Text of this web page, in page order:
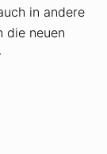
in andere
die neuen